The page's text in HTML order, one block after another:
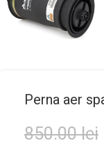
Perna aer
850.00lei